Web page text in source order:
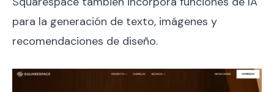
para la generación de texto, imágenes y
recomendaciones de diseño.